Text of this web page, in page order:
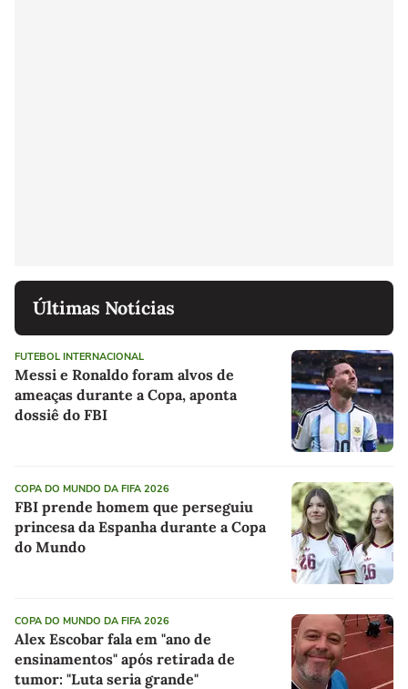
Últimas Notícias
FUTEBOL INTERNACIONAL
Messi e Ronaldo foram alvos de
ameaças durante a Copa, aponta
dossiê do FBI
COPA DO MUNDO DA FIFA 2026
FBI prende homem que perseguiu
princesa da Espanha durante a Copa
do Mundo
COPA DO MUNDO DA FIFA 2026
Alex Escobar fala em "ano de
ensinamentos" após retirada de
tumor: "Luta seria grande"